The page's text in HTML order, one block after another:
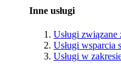
Inne usługi
Usługi
Usługi wsparcia
Usługi w